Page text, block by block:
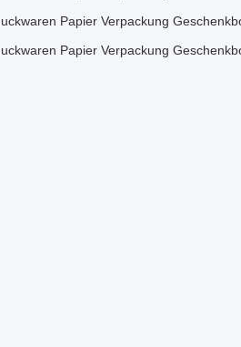
Papier Verpackung
Papier Verpackung